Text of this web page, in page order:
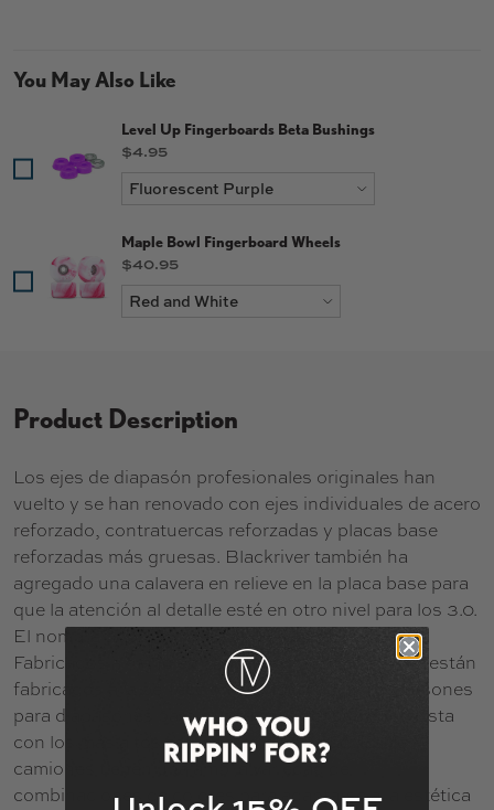
You May Also Like
Level Up Fingerboards Beta Bushings
Price
$4.95
Maple Bowl Fingerboard Wheels
Price
$40.95
Product Description
Los ejes de diapasón profesionales originales han
vuelto y se han renovado con ejes individuales de acero
reforzado, contratuercas reforzadas y placas base
reforzadas más gruesas. Blackriver también ha
agregado una calavera en relieve en la placa base para
que la atención al detalle esté en otro nivel para los 3.0.
El nombre popular de estos camiones es "BRT".
Fabricados a mano en Alemania, estos camiones están
fabricados a la perfección. Construido por diapasones
para diapasones para brindar una sensación realista
con los más altos estándares de calidad. Estos
camiones tienen una amplia variedad de
combinaciones de colores para adaptarse a la estética